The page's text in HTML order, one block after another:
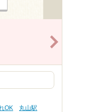
OK 丸山駅